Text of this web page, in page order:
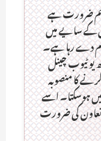
ضرورت ہےـ
کے سایے میں
دے رہا ہے۔
ٹیوب چینل
کا منصوبہ
ہوسکتا۔ اسے
کی ضرورت